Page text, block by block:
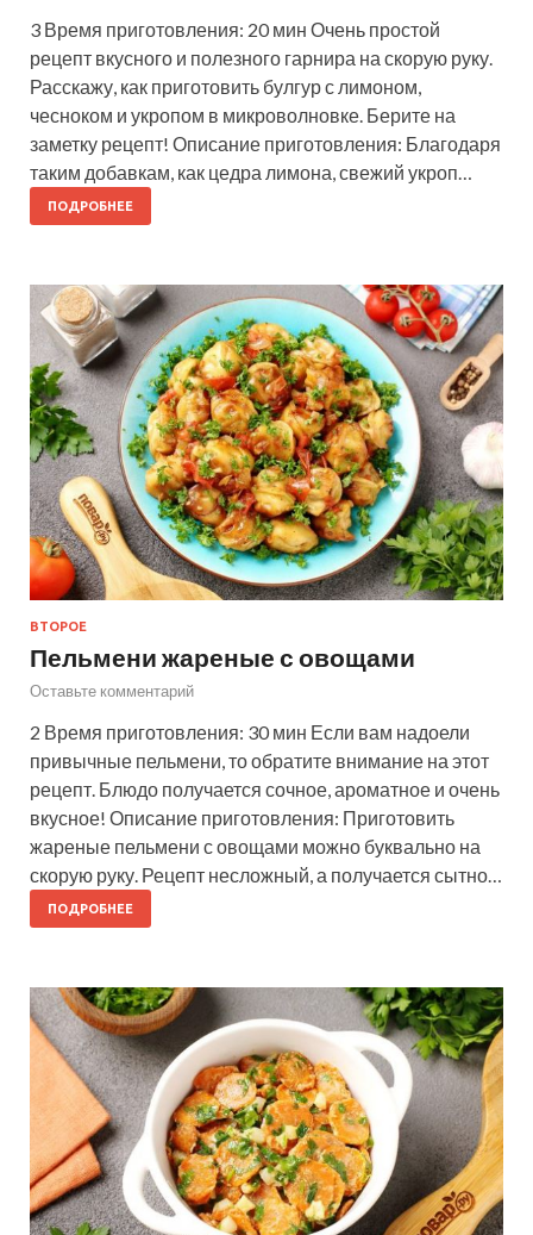
3 Время приготовления: 20 мин Очень простой
рецепт вкусного и полезного гарнира на скорую руку.
Расскажу, как приготовить булгур с лимоном,
чесноком и укропом в микроволновке. Берите на
заметку рецепт! Описание приготовления: Благодаря
таким добавкам, как цедра лимона, свежий укроп…
ПОДРОБНЕЕ
ВТОРОЕ
Пельмени жареные с овощами
Оставьте комментарий
2 Время приготовления: 30 мин Если вам надоели
привычные пельмени, то обратите внимание на этот
рецепт. Блюдо получается сочное, ароматное и очень
вкусное! Описание приготовления: Приготовить
жареные пельмени с овощами можно буквально на
скорую руку. Рецепт несложный, а получается сытно…
ПОДРОБНЕЕ